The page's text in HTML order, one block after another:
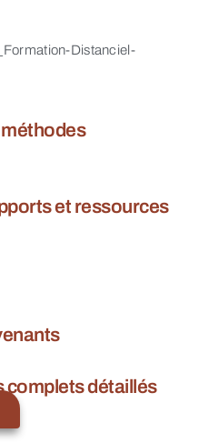
Distanciel-
et ressources
complets détaillés